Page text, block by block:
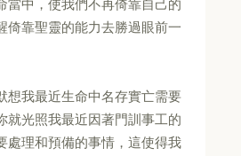
當中，使我們不再倚靠自己的
倚靠聖靈的能力去勝過眼前一
想我最近生命中名存實亡需要
就光照我最近因著門訓事工的
處理和預備的事情，這使得我